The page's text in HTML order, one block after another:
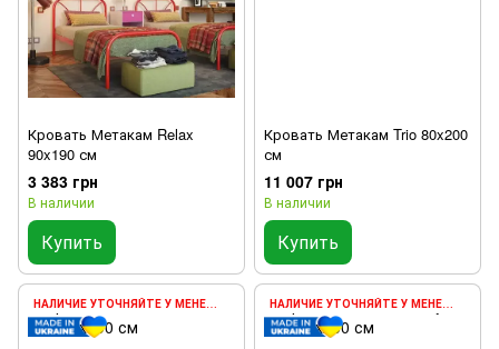
Кровать Метакам Relax
90x190 см
3 383 грн
В наличии
Купить
Кровать Метакам Trio 80x200
см
11 007 грн
В наличии
Купить
НАЛИЧИЕ УТОЧНЯЙТЕ У МЕНЕДЖЕРА НАЛИЧИЕ УТОЧНЯЙТЕ У МЕНЕДЖЕРА